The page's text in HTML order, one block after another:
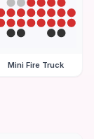
Mini Fire Truck